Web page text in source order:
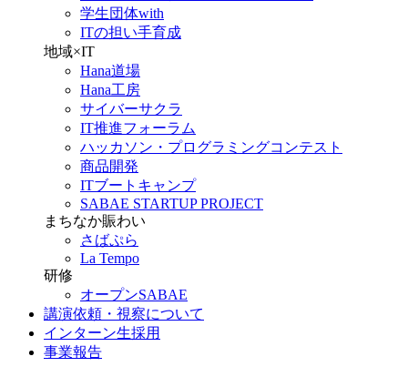
学生団体with
ITの担い手育成
地域×IT
Hana道場
Hana工房
サイバーサクラ
IT推進フォーラム
ハッカソン・プログラミングコンテスト
商品開発
ITブートキャンプ
SABAE STARTUP PROJECT
まちなか賑わい
さばぷら
La Tempo
研修
オープンSABAE
講演依頼・視察について
インターン生採用
事業報告